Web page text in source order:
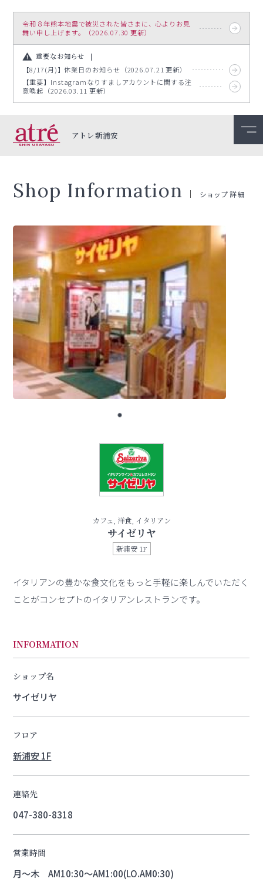
令和８年熊本地震で被災された皆さまに、心よりお見
舞い申し上げます。（2026.07.30 更新）
重要なお知らせ
【8/17(月)】休業日のお知らせ（2026.07.21 更新）
【重要】Instagramなりすましアカウントに関する注
意喚起（2026.03.11 更新）
アトレ新浦安
Shop Information ショップ詳細
カフェ, 洋食, イタリアン
サイゼリヤ
新浦安 1F
イタリアンの豊かな食文化をもっと手軽に楽しんでいただく
ことがコンセプトのイタリアンレストランです。
INFORMATION
ショップ名
サイゼリヤ
フロア
新浦安 1F
連絡先
047-380-8318
営業時間
月～木 AM10:30～AM1:00(LO.AM0:30)